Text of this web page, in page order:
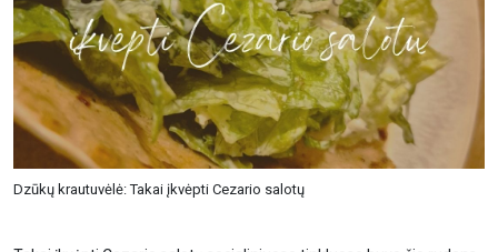
Dzūkų krautuvėlė: Takai įkvėpti Cezario salotų